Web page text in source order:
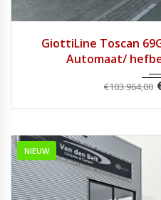
GiottiLine Toscan
Automaat/
€103.964,00
NIEUW